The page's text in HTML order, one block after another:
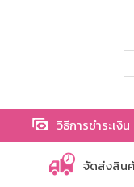
วิธีการชำระเงิน
จัดส่งสิน